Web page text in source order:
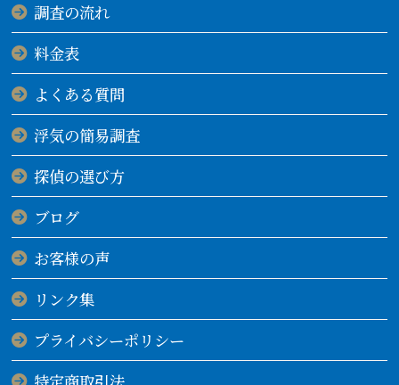
調査の流れ
料金表
よくある質問
浮気の簡易調査
探偵の選び方
ブログ
お客様の声
リンク集
プライバシーポリシー